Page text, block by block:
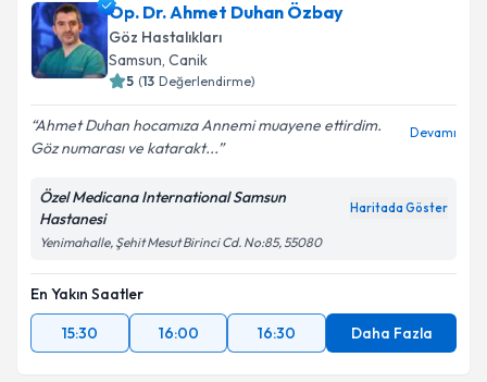
Op. Dr. Ahmet Duhan Özbay
Göz Hastalıkları
Samsun, Canik
5 (13 Değerlendirme)
Ahmet Duhan hocamıza Annemi muayene ettirdim.
Göz numarası ve katarakt...
Devamı
Özel Medicana International Samsun
Hastanesi
Haritada Göster
Yenimahalle, Şehit Mesut Birinci Cd. No:85, 55080
En Yakın Saatler
15:30
16:00 16:30 Daha Fazla